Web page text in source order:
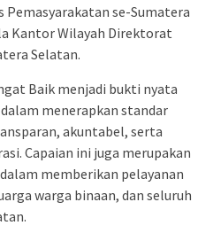
Pemasyarakatan se-Sumatera
Kantor Wilayah Direktorat
Selatan.
Baik menjadi bukti nyata
menerapkan standar
akuntabel, serta
Capaian ini juga merupakan
memberikan pelayanan
warga binaan, dan seluruh